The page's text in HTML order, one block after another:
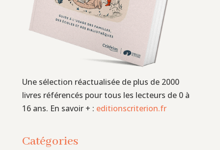
Une sélection réactualisée de plus de 2000
livres référencés pour tous les lecteurs de 0 à
16 ans. En savoir + : editionscriterion.fr
Catégories